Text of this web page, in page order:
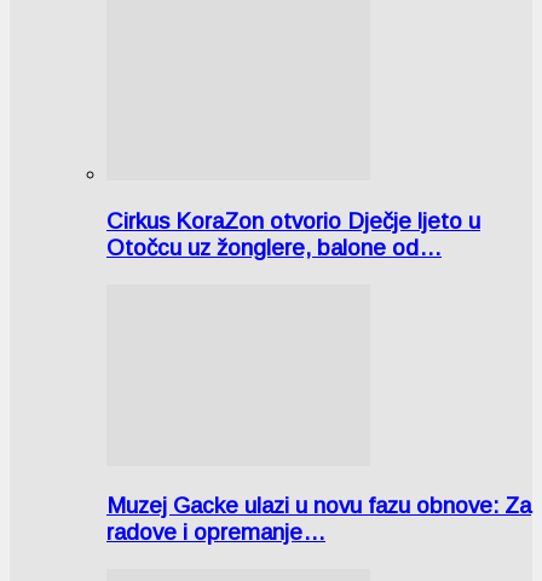
Cirkus KoraZon otvorio Dječje ljeto u
Otočcu uz žonglere, balone od…
Muzej Gacke ulazi u novu fazu obnove: Za
radove i opremanje…